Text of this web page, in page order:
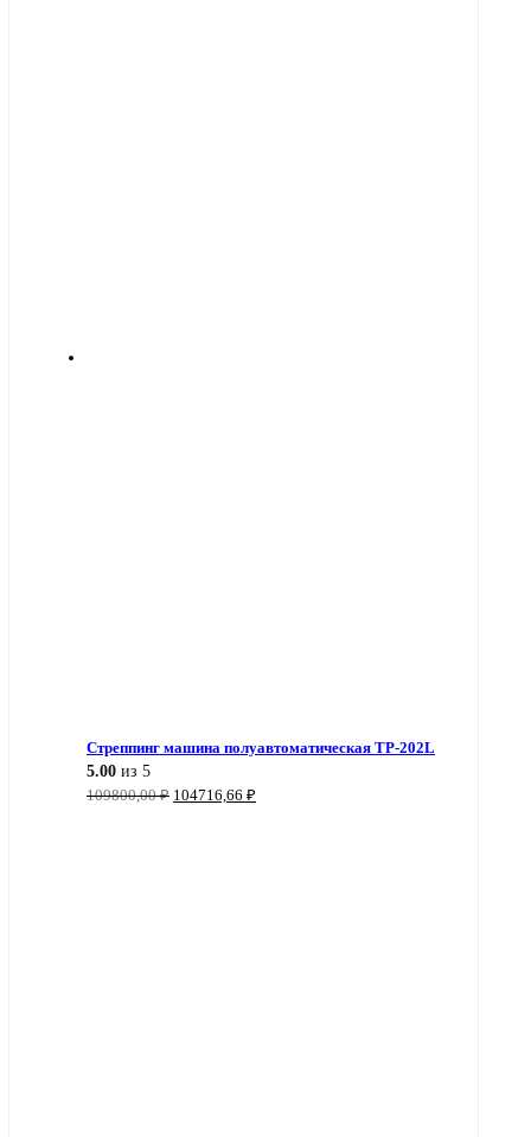
Стреппинг машина полуавтоматическая TP-202L
5.00 из 5
109800,00₽ Первоначальная
104716,66 ₽